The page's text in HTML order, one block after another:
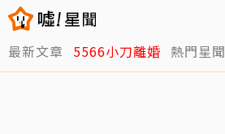
最新文章 5566小刀離婚 熱門星聞